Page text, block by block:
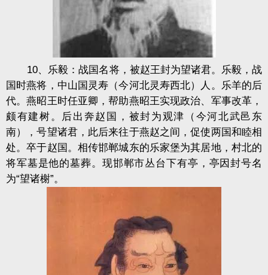
10、乐毅：战国名将，被赵王封为望诸君。乐毅，战
国时燕将，中山国灵寿（今河北灵寿西北）人。乐羊的后
代。燕昭王时任亚卿，帮助燕昭王实现政治、军事改革，
颇有建树。后出奔赵国，被封为观津（今河北武邑东
南），号望诸君，此后来往于燕赵之间，促使两国和睦相
处。卒于赵国。相传邯郸城东的乐家堡为其居地，村北的
将军墓是他的墓葬。现邯郸市丛台下有亭，亭因封号名
为“望诸榭”。